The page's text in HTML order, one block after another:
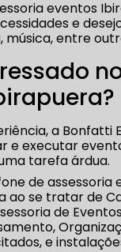
eventos
e
música, entre
a Bonfatti
e executar
tarefa árdua.
de
ao se tratar de
de
e